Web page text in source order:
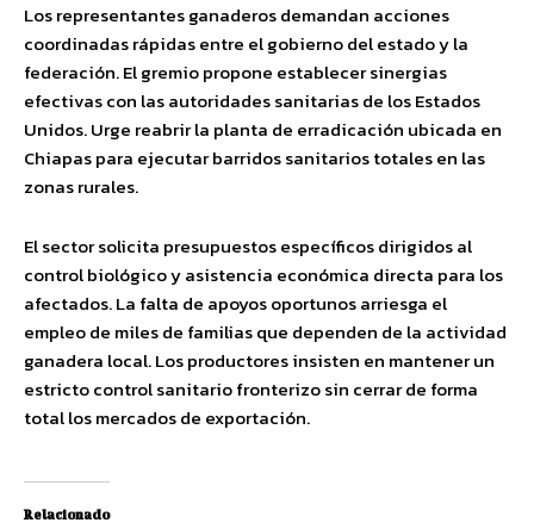
Los representantes ganaderos demandan acciones
coordinadas rápidas entre el gobierno del estado y la
federación. El gremio propone establecer sinergias
efectivas con las autoridades sanitarias de los Estados
Unidos. Urge reabrir la planta de erradicación ubicada en
Chiapas para ejecutar barridos sanitarios totales en las
zonas rurales.
El sector solicita presupuestos específicos dirigidos al
control biológico y asistencia económica directa para los
afectados. La falta de apoyos oportunos arriesga el
empleo de miles de familias que dependen de la actividad
ganadera local. Los productores insisten en mantener un
estricto control sanitario fronterizo sin cerrar de forma
total los mercados de exportación.
Relacionado